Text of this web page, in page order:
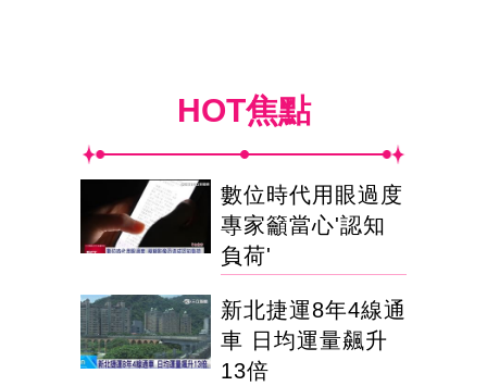
HOT焦點
數位時代用眼過度
專家籲當心'認知
負荷'
新北捷運8年4線通
車 日均運量飆升
13倍